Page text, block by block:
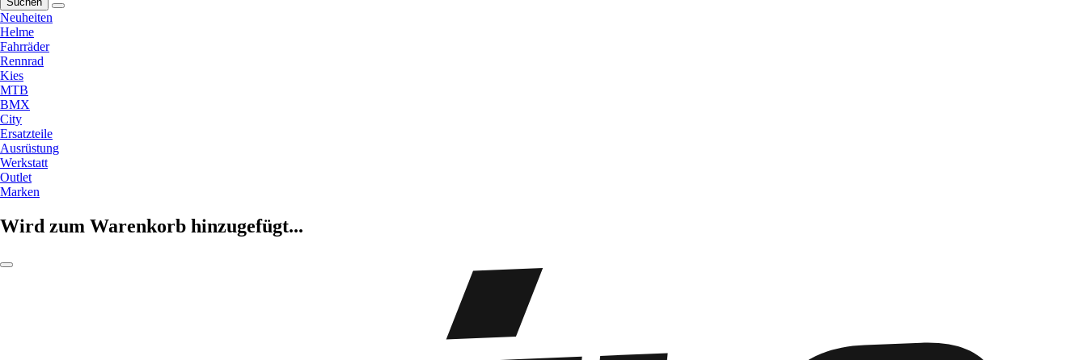
Neuheiten
Helme
Fahrräder
Rennrad
Kies
MTB
BMX
City
Ersatzteile
Ausrüstung
Werkstatt
Outlet
Marken
Wird zum Warenkorb hinzugefügt...